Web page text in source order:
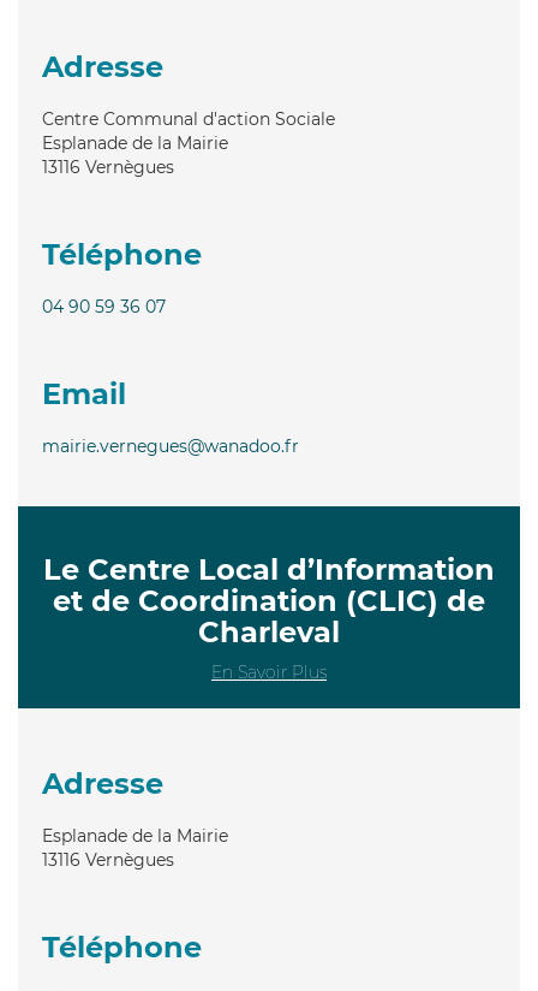
Adresse
Centre Communal d'action Sociale
Esplanade de la Mairie
13116 Vernègues
Téléphone
04 90 59 36 07
Email
mairie.vernegues@wanadoo.fr
Le Centre Local d’Information
et de Coordination (CLIC) de
Charleval
En Savoir Plus
Adresse
Esplanade de la Mairie
13116 Vernègues
Téléphone